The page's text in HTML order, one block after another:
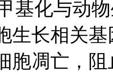
基化与动
生长相关
胞凋亡，